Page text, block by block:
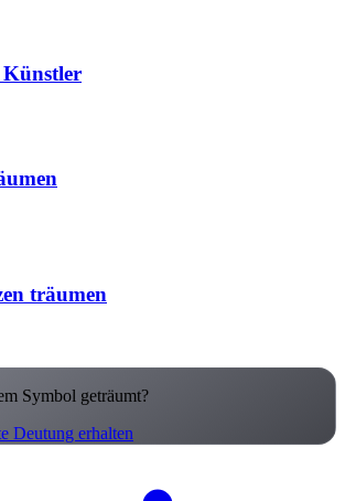
träumen
Symbol geträumt?
Deutung erhalten